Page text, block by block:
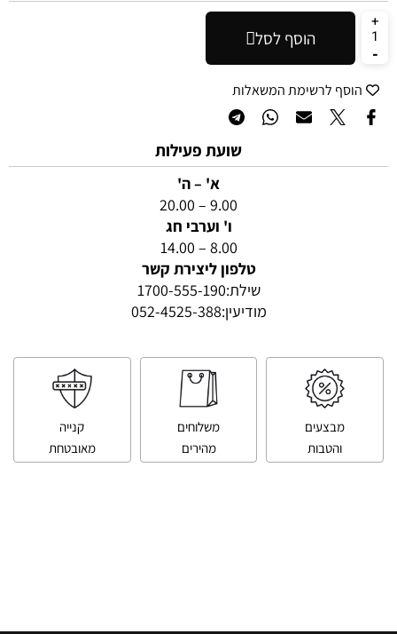
הוסף לסל
הוסף לרשימת המשאלות
שועת פעילות
א' – ה'
9.00 – 20.00
ו' וערבי חג
8.00 – 14.00
טלפון ליצירת קשר
שילת:1700-555-190
מודיעין:052-4525-388
מבצעים
והטבות
משלוחים
מהירים
קנייה
מאובטחת